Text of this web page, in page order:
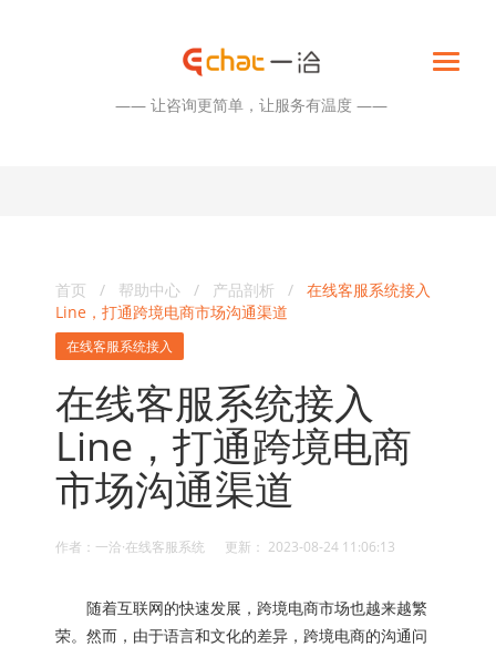
—— 让咨询更简单，让服务有温度 ——
首页 / 帮助中心 / 产品剖析 / 在线客服系统接入
Line，打通跨境电商市场沟通渠道
在线客服系统接入
在线客服系统接入
Line，打通跨境电商
市场沟通渠道
作者：一洽·在线客服系统 更新： 2023-08-24 11:06:13
随着互联网的快速发展，跨境电商市场也越来越繁
荣。然而，由于语言和文化的差异，跨境电商的沟通问